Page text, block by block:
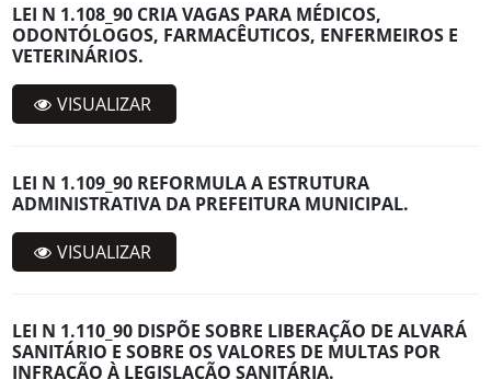
LEI N 1.108_90 CRIA VAGAS PARA MÉDICOS,
ODONTÓLOGOS, FARMACÊUTICOS, ENFERMEIROS E
VETERINÁRIOS.
VISUALIZAR
LEI N 1.109_90 REFORMULA A ESTRUTURA
ADMINISTRATIVA DA PREFEITURA MUNICIPAL.
VISUALIZAR
LEI N 1.110_90 DISPÕE SOBRE LIBERAÇÃO DE ALVARÁ
SANITÁRIO E SOBRE OS VALORES DE MULTAS POR
INFRAÇÃO À LEGISLAÇÃO SANITÁRIA.